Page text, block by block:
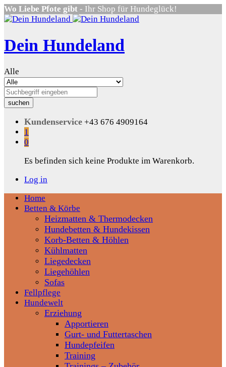
Wo Liebe Pfote gibt - Ihr Shop für Hundeglück!
Dein Hundeland
Alle
suchen
Kundenservice +43 676 4909164
1
0
Es befinden sich keine Produkte im Warenkorb.
Log in
Home
Betten & Körbe
Heizmatten & Thermodecken
Hundebetten & Hundekissen
Korb-Betten & Höhlen
Kühlmatten
Liegedecken
Liegehöhlen
Sofas
Fellpflege
Hundewelt
Erziehung
Apportieren
Gurt- und Futtertaschen
Hundepfeifen
Training